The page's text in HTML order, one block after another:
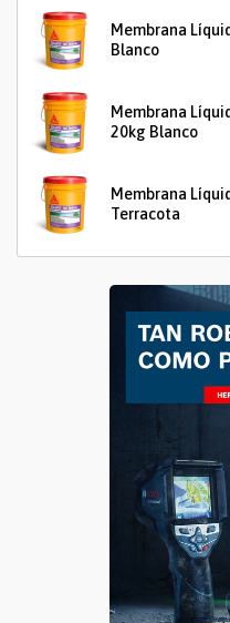
Membrana
Blanco
Membrana
20kg Blanco
Membrana
Terracota